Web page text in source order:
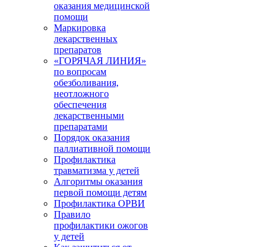
оказания медицинской
помощи
Маркировка
лекарственных
препаратов
«ГОРЯЧАЯ ЛИНИЯ»
по вопросам
обезболивания,
неотложного
обеспечения
лекарственными
препаратами
Порядок оказания
паллиативной помощи
Профилактика
травматизма у детей
Алгоритмы оказания
первой помощи детям
Профилактика ОРВИ
Правило
профилактики ожогов
у детей